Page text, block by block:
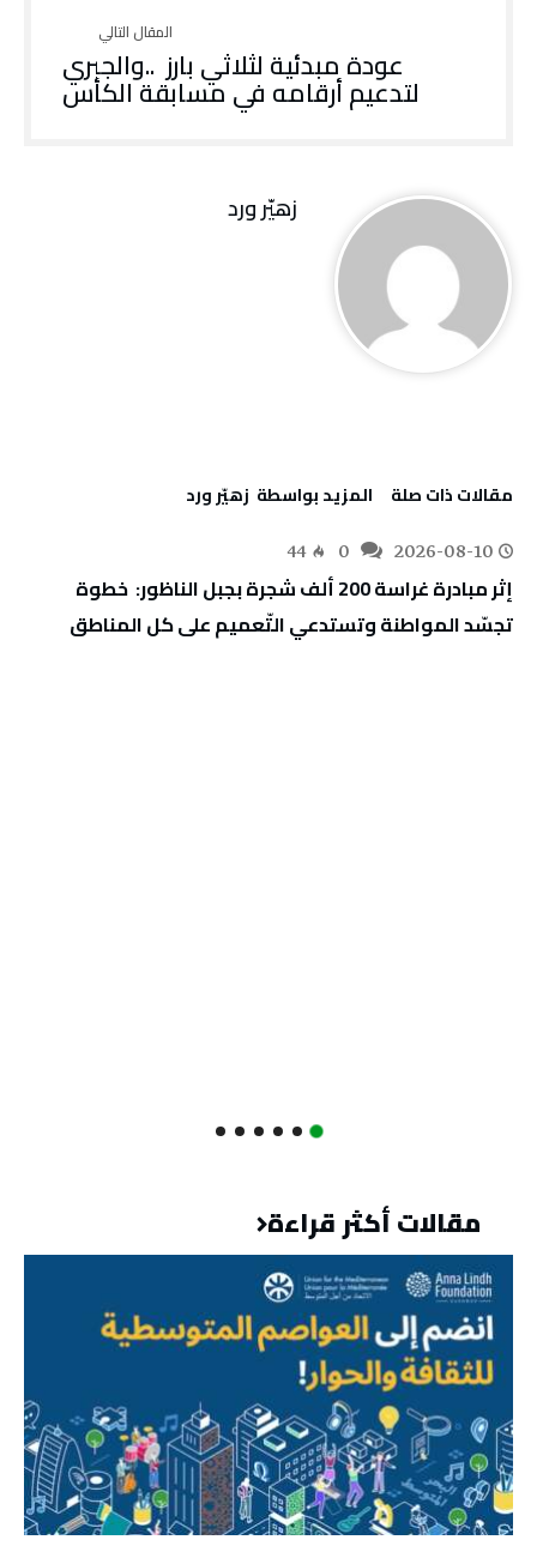
‬لتدعيم‭ ‬أرقامه‭ ‬في‭ ‬مسابقة‭ ‬الكأس
زهيّر‭ ‬ورد
‫مقالات ذات صلة‬ ‫‫المزيد بواسطة‬ ‬ زهيّر‭ ‬ورد
2026-08-10
44
‬تجسّد‭ ‬المواطنة‭ ‬وتستدعي‭ ‬التّعميم‭ ‬على‭ ‬كل‭ ‬المناطق‭ ‬
مقالات أكثر قراءة